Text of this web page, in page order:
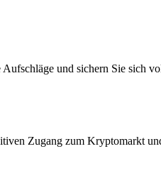
und sichern Sie sich
Zugang zum Kryptomarkt